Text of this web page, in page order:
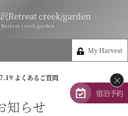
Retreat creek/garden
Retreat creek/garden
My Harvest
garden
よくあるご質問
知らせ
×
宿泊予約